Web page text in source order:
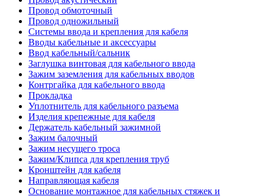
Провод обмоточный
Провод одножильный
Системы ввода и крепления для кабеля
Вводы кабельные и аксессуары
Ввод кабельный/сальник
Заглушка винтовая для кабельного ввода
Зажим заземления для кабельных вводов
Контргайка для кабельного ввода
Прокладка
Уплотнитель для кабельного разъема
Изделия крепежные для кабеля
Держатель кабельный зажимной
Зажим балочный
Зажим несущего троса
Зажим/Клипса для крепления труб
Кронштейн для кабеля
Направляющая кабеля
Основание монтажное для кабельных стяжек и